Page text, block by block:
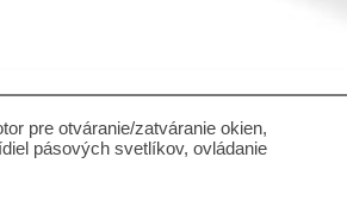
pre otváranie/zatváranie okien,
pásových svetlíkov, ovládanie